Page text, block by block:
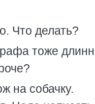
Что делать?
тоже
на собачку.